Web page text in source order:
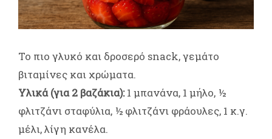
Το πιο γλυκό και δροσερό snack, γεμάτο
βιταμίνες και χρώματα.
Υλικά (για 2 βαζάκια):1 μπανάνα, 1 μήλο, ½
φλιτζάνι σταφύλια, ½ φλιτζάνι φράουλες, 1 κ.γ.
μέλι, λίγη κανέλα.